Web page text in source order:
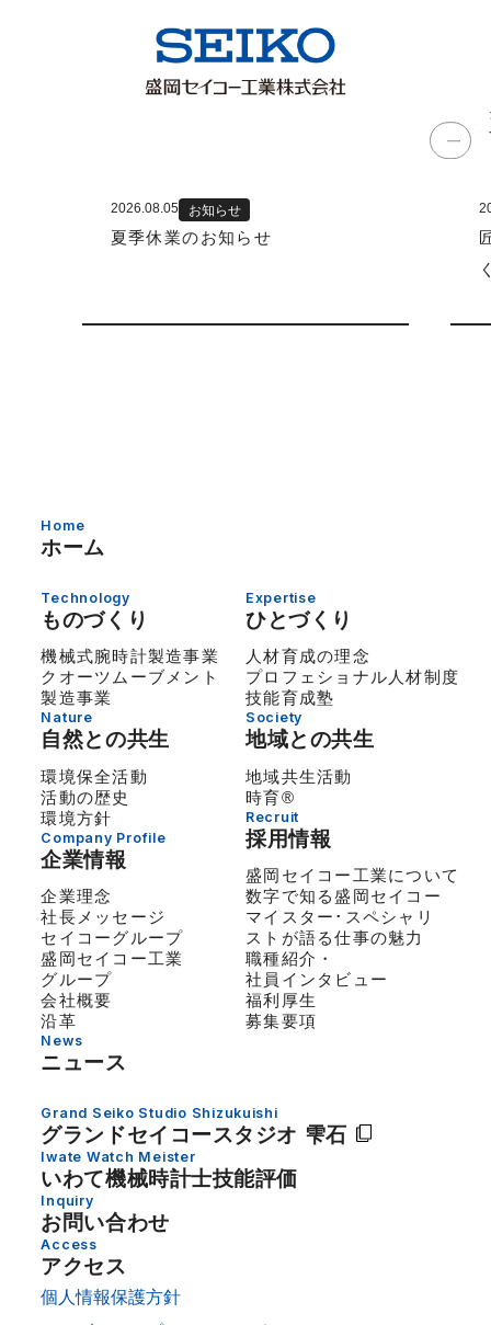
2026.08.05 お知らせ
夏季休業のお知らせ
Home
ホーム
Technology
ものづくり
機械式腕時計製造事業
クオーツムーブメント
製造事業
Nature
自然との共生
環境保全活動
活動の歴史
環境方針
Company Profile
企業情報
企業理念
社長メッセージ
セイコーグループ
盛岡セイコー工業
グループ
会社概要
沿革
News
ニュース
Expertise
ひとづくり
人材育成の理念
プロフェショナル人材制度
技能育成塾
Society
地域との共生
地域共生活動
時育®
Recruit
採用情報
盛岡セイコー工業について
数字で知る盛岡セイコー
マイスター･スペシャリ
ストが語る仕事の魅力
職種紹介・
社員インタビュー
福利厚生
募集要項
Grand Seiko Studio Shizukuishi
グランドセイコースタジオ 雫石
Iwate Watch Meister
いわて機械時計士技能評価
Inquiry
お問い合わせ
Access
アクセス
個人情報保護方針